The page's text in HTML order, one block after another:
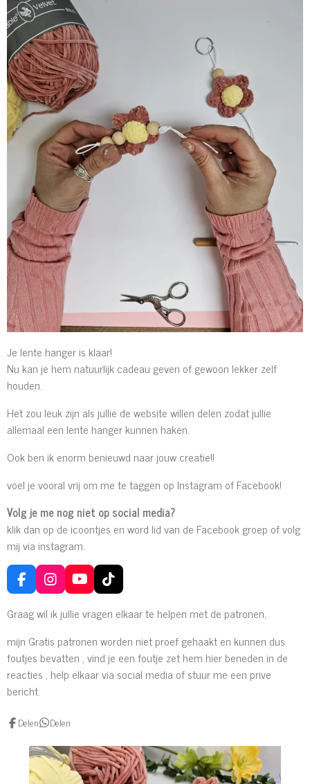
Je lente hanger is klaar!
Nu kan je hem natuurlijk cadeau geven of gewoon lekker zelf
houden.
Het zou leuk zijn als jullie de website willen delen zodat jullie
allemaal een lente hanger kunnen haken.
Ook ben ik enorm benieuwd naar jouw creatie!!
voel je vooral vrij om me te taggen op Instagram of Facebook!
Volg je me nog niet op social media?
klik dan op de icoontjes en word lid van de Facebook groep of volg
mij via instagram.
F
a
c
e
b
o
o
k
I
n
s
t
a
g
r
a
Y
o
u
T
u
b
e
T
i
k
T
o
k
Graag wil ik jullie vragen elkaar te helpen met de patronen,
mijn Gratis patronen worden niet proef gehaakt en kunnen dus
foutjes bevatten , vind je een foutje zet hem hier beneden in de
reacties , help elkaar via social media of stuur me een prive
bericht.
Delen Delen